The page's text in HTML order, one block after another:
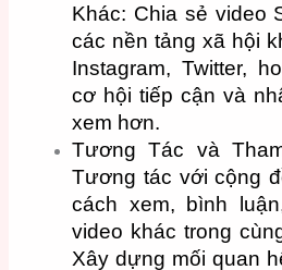
Khác: Chia sẻ video
các nền tảng xã hội
Instagram, Twitter,
cơ hội tiếp cận và
xem hơn.
Tương Tác và
Tương tác với cộng
cách xem, bình
video khác trong
Xây dựng mối quan